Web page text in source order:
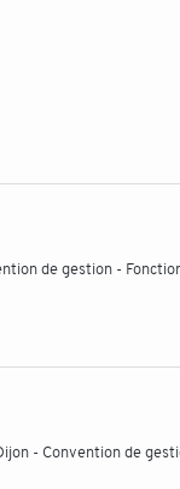
de gestion -
- Convention de